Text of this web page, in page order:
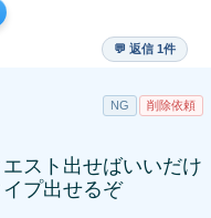
💬 返信 1件
NG 削除依頼
スト出せばいいだけ
プ出せるぞ